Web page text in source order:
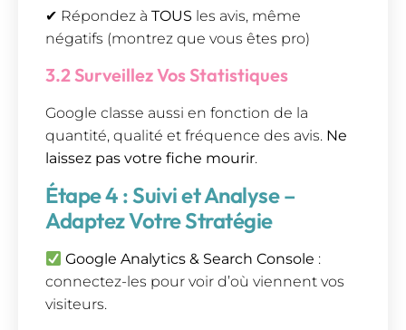
✔ Répondez à TOUS les avis, même
négatifs (montrez que vous êtes pro)
3.2 Surveillez Vos Statistiques
Google classe aussi en fonction de la
quantité, qualité et fréquence des avis. Ne
laissez pas votre fiche mourir.
Étape 4 : Suivi et Analyse –
Adaptez Votre Stratégie
Google Analytics & Search Console :
connectez-les pour voir d’où viennent vos
visiteurs.